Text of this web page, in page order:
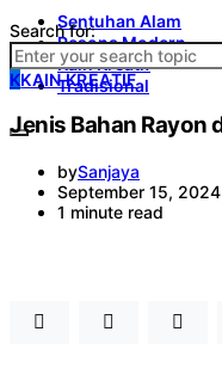
Sentuhan Alam
Pesona Modern
Kain Kreatif
Tradisional
Search for:
KKAIN KREATIF
Jenis Bahan Rayon
bySanjaya
September 15, 2024
1 minute read